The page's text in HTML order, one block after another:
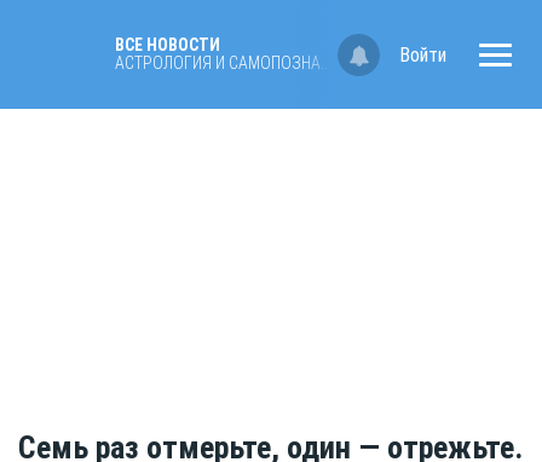
ВСЕ НОВОСТИ
Войти
Семь раз отмерьте, один — отрежьте.